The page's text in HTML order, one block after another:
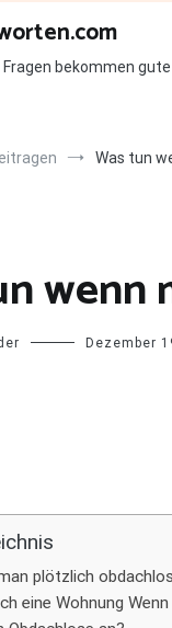
Fragen bekommen
Was tun
wenn
Dezember
plötzlich
eine Wohnung